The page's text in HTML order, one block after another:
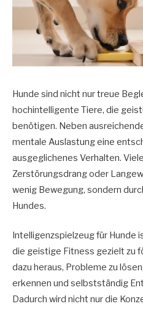
Hunde sind nicht nur treue
hochintelligente Tiere, die
benötigen. Neben
mentale Auslastung eine
ausgeglichenes Verhalten.
Zerstörungsdrang oder
wenig Bewegung, sondern
Hundes.
Intelligenzspielzeug für
die geistige Fitness gezielt zu
dazu heraus, Probleme zu
erkennen und selbstständig
Dadurch wird nicht nur die